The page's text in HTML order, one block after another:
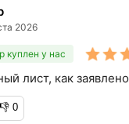
2026
куплен у нас
лист, как заявлено
👎 0